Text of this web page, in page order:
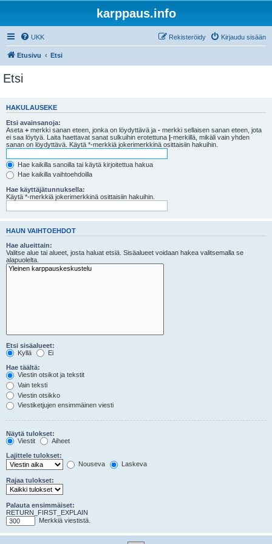
karppaus.info
UKK Kirjaudu sisään
Rekisteröidy
Etusivu Etsi
Etsi
HAKULAUSEKE
Etsi avainsanoja:
Aseta + merkki sanan eteen, jonka on löydyttävä ja - merkki sellaisen sanan eteen, jota
ei saa löytyä. Laita haettavat sanat sulkuihin erotettuna |-merkillä, mikäli vain yhden
sanan on löydyttävä. Käytä *-merkkiä jokerimerkkinä osittaisiin hakuihin.
Hae kaikilla sanoilla tai käytä kirjoitettua hakua
Hae kaikilla vaihtoehdoilla
Hae käyttäjätunnuksella:
Käytä *-merkkiä jokerimerkkinä osittaisiin hakuihin.
HAUN VAIHTOEHDOT
Hae alueittain:
Valitse alue tai alueet, josta haluat etsiä. Sisäalueet voidaan hakea valitsemalla se
alapuolelta.
Etsi sisäalueet:
Kyllä
Ei
Hae täältä:
Viestin otsikot ja tekstit
Vain teksti
Viestin otsikko
Viestiketjujen ensimmäinen viesti
Näytä tulokset:
Viestit
Aiheet
Lajittele tulokset:
Nouseva
Laskeva
Rajaa tulokset:
Palauta ensimmäiset:
RETURN_FIRST_EXPLAIN
Merkkiä viestistä.